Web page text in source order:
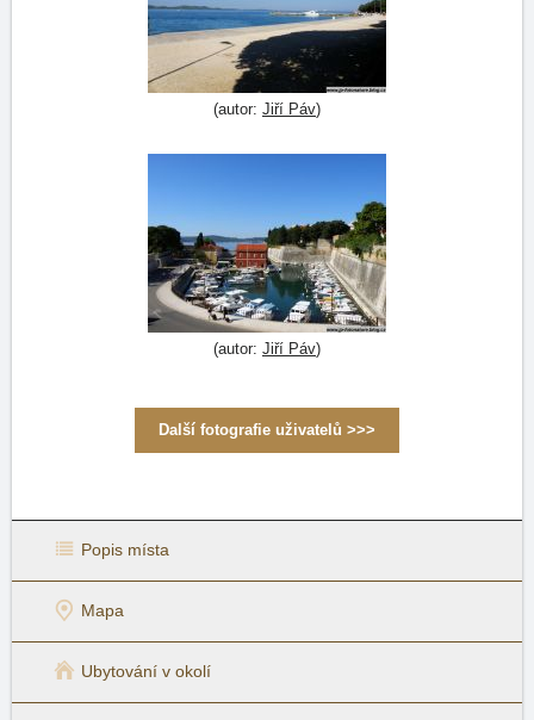
(autor: Jiří Páv)
(autor: Jiří Páv)
Další fotografie uživatelů >>>
Popis místa
Mapa
Ubytování v okolí